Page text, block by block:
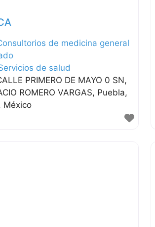
de medicina general
de salud
PRIMERO DE MAYO 0 SN,
ROMERO VARGAS Puebla
México